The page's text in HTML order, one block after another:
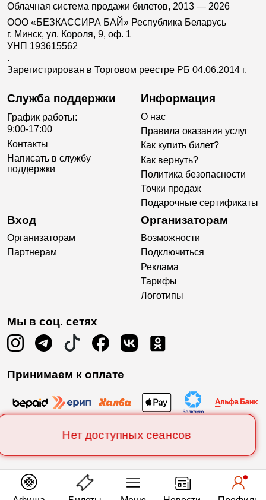
Нет доступных сеансов
Облачная система продажи билетов, 2013 — 2026
ООО «БЕЗКАССИРА БАЙ» Республика Беларусь
г. Минск, ул. Короля, 9, оф. 1
УНП 193615562
.
Зарегистрирован в Торговом реестре РБ 04.06.2014 г.
Служба поддержки
График работы:
9:00-17:00
Контакты
Написать в службу
поддержки
Информация
О нас
Правила оказания услуг
Как купить билет?
Как вернуть?
Политика безопасности
Точки продаж
Подарочные сертификаты
Вход
Организаторам
Партнерам
Организаторам
Возможности
Подключиться
Реклама
Тарифы
Логотипы
Мы в соц. сетях
Принимаем к оплате